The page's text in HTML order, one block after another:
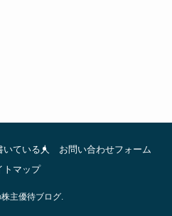
いている人
お問い合わせフォーム
トマップ
主優待ブログ.